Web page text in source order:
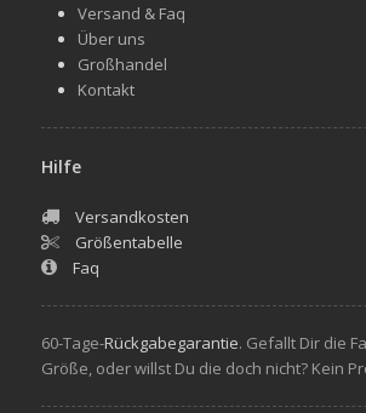
Versand & Faq
Über uns
Großhandel
Kontakt
Hilfe
Versandkosten
Größentabelle
Faq
60-Tage-Rückgabegarantie. Gefallt Dir die
Größe, oder willst Du die doch nicht? Kein